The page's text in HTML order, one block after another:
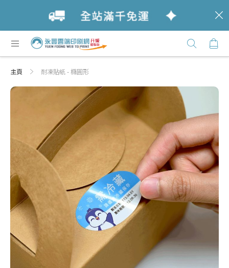
過
到
容
主頁 耐凍貼紙 - 橢圓形
Skip
the
images
gallery
Skip
the
images
gallery